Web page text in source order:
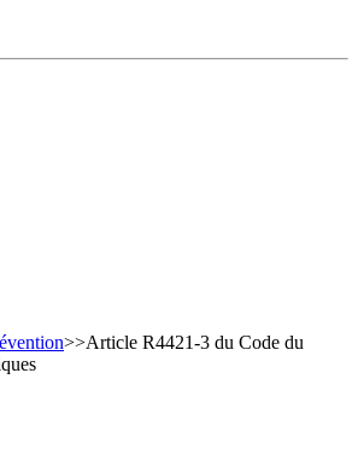
>>Article R4421-3 du Code du